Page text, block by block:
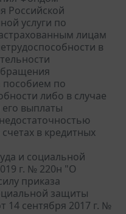
Российской
услуги по
лицам
в
пособием по
либо в случае
выплаты
в кредитных
и социальной
г. № 220н "О
приказа
защиты
14 сентября 2017 г. №